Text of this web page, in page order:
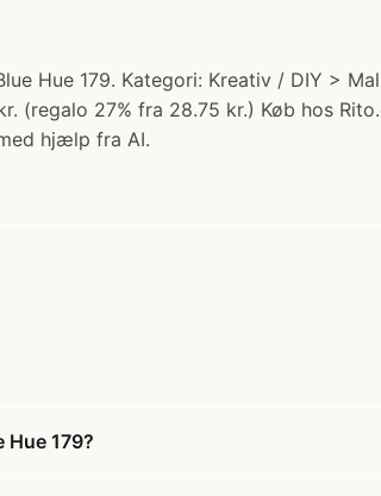
Hue 179. Kategori: Kreativ / DIY >
(regalo 27% fra 28.75 kr.) Køb hos
hjælp fra AI.
179?